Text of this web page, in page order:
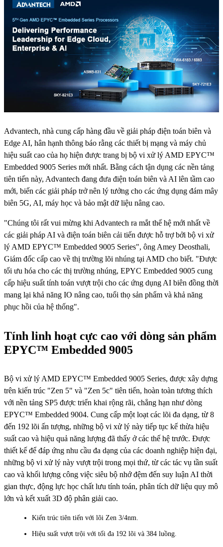
Advantech, nhà cung cấp hàng đầu về giải pháp điện toán biên và
Edge AI, hân hạnh thông báo rằng các thiết bị mạng và máy chủ
hiệu suất cao của họ hiện được trang bị bộ vi xử lý AMD EPYC™
Embedded 9005 Series mới nhất. Bằng cách tận dụng các nền tảng
tiên tiến này, Advantech đang đưa điện toán biên và AI lên tầm cao
mới, biến các giải pháp trở nên lý tưởng cho các ứng dụng đám mây
biên 5G, AI, máy học và bảo mật dữ liệu nâng cao.
"Chúng tôi rất vui mừng khi Advantech ra mắt thế hệ mới nhất về
các giải pháp AI và điện toán biên cải tiến được hỗ trợ bởi bộ vi xử
lý AMD EPYC™ Embedded 9005 Series", ông Amey Deosthali,
Giám đốc cấp cao về thị trường lõi nhúng tại AMD cho biết. "Được
tối ưu hóa cho các thị trường nhúng, EPYC Embedded 9005 cung
cấp hiệu suất tính toán vượt trội cho các ứng dụng AI biên đồng thời
mang lại khả năng IO nâng cao, tuổi thọ sản phẩm và khả năng
phục hồi của hệ thống".
Tính linh hoạt cực cao với dòng sản phẩm
EPYC™ Embedded 9005
Bộ vi xử lý AMD EPYC™ Embedded 9005 Series, được xây dựng
trên kiến ​​trúc "Zen 5" và "Zen 5c" tiên tiến, hoàn toàn tương thích
với nền tảng SP5 được triển khai rộng rãi, chẳng hạn như dòng
EPYC™ Embedded 9004. Cung cấp một loạt các lõi đa dạng, từ 8
đến 192 lõi ấn tượng, những bộ vi xử lý này tiếp tục kế thừa hiệu
suất cao và hiệu quả năng lượng đã thấy ở các thế hệ trước. Được
thiết kế để đáp ứng nhu cầu đa dạng của các doanh nghiệp hiện đại,
những bộ vi xử lý này vượt trội trong mọi thứ, từ các tác vụ tần suất
cao và khối lượng công việc siêu bộ nhớ đệm đến suy luận AI thời
gian thực, động lực học chất lưu tính toán, phân tích dữ liệu quy mô
lớn và kết xuất 3D độ phân giải cao.
Kiến trúc tiên tiến với lõi Zen 3/4nm.
Hiệu suất vượt trội với tối đa 192 lõi và 384 luồng.